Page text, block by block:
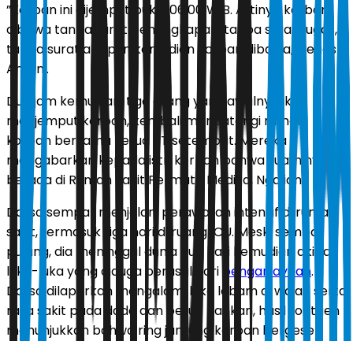
”Korban ini dijemput pukul 06.00 WIB. Artinya korban
dibawa tanpa surat penangkapan, tanpa surat tugas,
tanpa surat apapun kemudian korban dibawa,” tegas
Antoni.
Dua jam kemudian, tiga orang yang awalnya ikut
menjemput korban, kembali mendatangi rumah
korban bersama ketua RT setempat. Mereka
mengabarkan kepada istri korban bahwa suaminya
berada di Rumah Sakit Permata Medika, Ngalian.
Darso sempat menjalani perawatan intensif di rumah
sakit, termasuk tiga hari di ruang ICU. Meski sempat
pulang, dia meninggal dunia dua hari kemudian akibat
luka-luka yang diduga berasal dari penganiayaan.
Darso dilaporkan mengalami luka lebam di wajah serta
rasa sakit pada dada dan perut. Bahkan, hasil rontgen
menunjukkan bahwa ring jantung korban bergeser.